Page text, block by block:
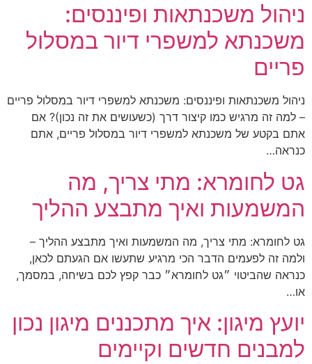
ניהול משכנתאות ופיננסים:
משכנתא למשפרי דיור במסלול
פריים
ניהול משכנתאות ופיננסים: משכנתא למשפרי דיור במסלול פריים
– למה זה מרגיש כמו קיצור דרך (כשעושים את זה נכון)? אם
אתם בקטע של משכנתא למשפרי דיור במסלול פריים, אתם
כנראה…
גט לחומרא: מתי צריך, מה
המשמעות ואיך מתבצע ההליך
גט לחומרא: מתי צריך, מה המשמעות ואיך מתבצע ההליך –
ולמה זה לפעמים הדבר הכי מרגיע שתעשו אם הגעתם לכאן,
כנראה שהביטוי ״גט לחומרא״ כבר קפץ לכם בשיחה, במסמך,
או…
יועץ מיגון: איך מתכננים מיגון נכון
למבנים חדשים וקיימים